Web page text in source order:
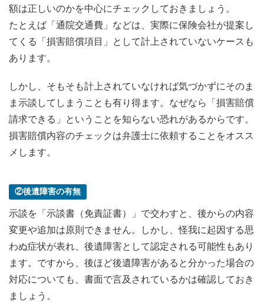
額は正しいのかを中心にチェックしておきましょう。
たとえば「通院交通費」などは、実際に保険会社が提案し
てくる「損害賠償項目」として計上されていないケースも
あります。
しかし、そもそも計上されていなければ気づかずにそのま
ま示談してしまうことも有り得ます。なぜなら「損害賠償
請求できる」ということを知らない恐れがあるからです。
損害賠償内容のチェックは弁護士に依頼することをオスス
メします。
②後遺障害の有無
示談を「示談書（免責証書）」で交わすと、後からの内容
変更や追加は原則できません。しかし、怪我に起因する思
わぬ症状が表れ、後遺障害として認定される可能性もあり
ます。ですから、後ほど後遺障害があると分かった場合の
対応についても、書面で言及されているかは確認しておき
ましょう。